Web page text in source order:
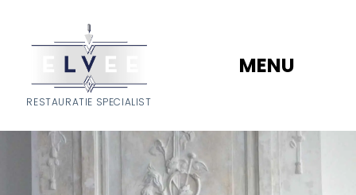
RESTAURATIE SPECIALIST
MENU